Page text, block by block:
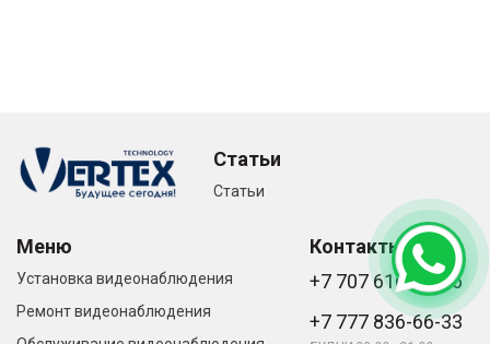
Статьи
Статьи
Меню
Установка видеонаблюдения
Ремонт видеонаблюдения
Контакты
+7 707 616-61-66
+7 777 836-66-33